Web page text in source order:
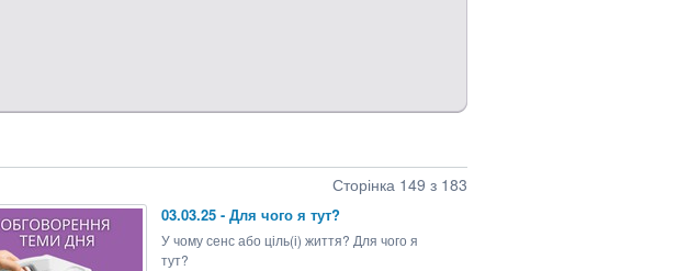
Сторінка 149 з 183
03.03.25 - Для чого я тут?
У чому сенс або ціль(і) життя? Для чого я
тут?